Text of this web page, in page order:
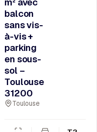
m² avec
balcon
sans vis-
à-vis +
parking
en sous-
sol –
Toulouse
31200
Toulouse